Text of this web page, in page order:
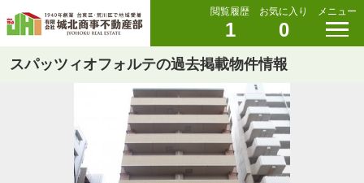
閲覧履歴
1
お気に入り
0
メニュー
スパッツィオフォルテの過去掲載物件情報